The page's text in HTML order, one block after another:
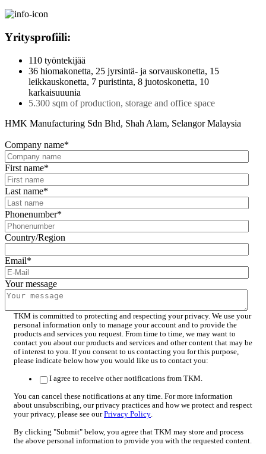
Yritysprofiili:
110 työntekijää
36 hiomakonetta, 25 jyrsintä- ja sorvauskonetta, 15
leikkauskonetta, 7 puristinta, 8 juotoskonetta, 10
karkaisuuunia
5.300 sqm of production, storage and office space
HMK Manufacturing Sdn Bhd, Shah Alam, Selangor Malaysia
Company name*
First name*
Last name*
Phonenumber*
Country/Region
Email*
Your message
TKM is committed to protecting and respecting your privacy. We use your
personal information only to manage your account and to provide the
products and services you request. From time to time, we may want to
contact you about our products and services and other content that may be
of interest to you. If you consent to us contacting you for this purpose,
please indicate below how you would like us to contact you:
I agree to receive other notifications from TKM.
You can cancel these notifications at any time. For more information
about unsubscribing, our privacy practices and how we protect and respect
your privacy, please see ourPrivacy Policy.
By clicking "Submit" below, you agree that TKM may store and process
the above personal information to provide you with the requested content.